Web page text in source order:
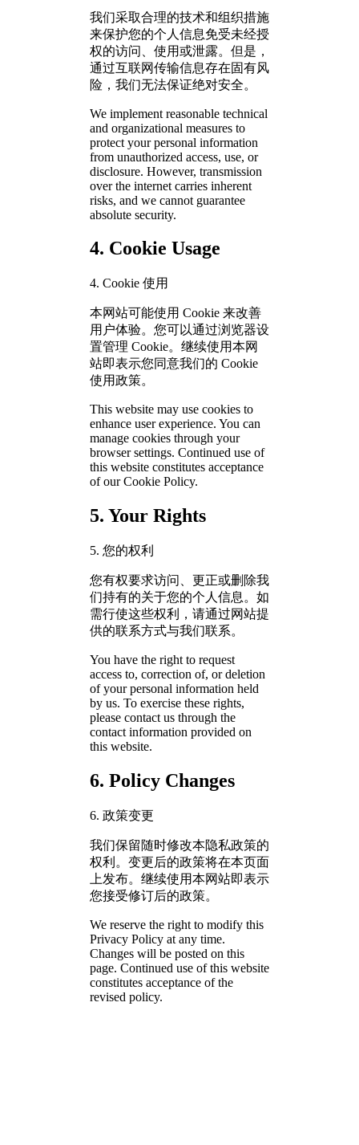
我们采取合理的技术和组织措施
来保护您的个人信息免受未经授
权的访问、使用或泄露。但是，
通过互联网传输信息存在固有风
险，我们无法保证绝对安全。
We implement reasonable technical
and organizational measures to
protect your personal information
from unauthorized access, use, or
disclosure. However, transmission
over the internet carries inherent
risks, and we cannot guarantee
absolute security.
4. Cookie Usage
4. Cookie 使用
本网站可能使用 Cookie 来改善
用户体验。您可以通过浏览器设
置管理 Cookie。继续使用本网
站即表示您同意我们的 Cookie
使用政策。
This website may use cookies to
enhance user experience. You can
manage cookies through your
browser settings. Continued use of
this website constitutes acceptance
of our Cookie Policy.
5. Your Rights
5. 您的权利
您有权要求访问、更正或删除我
们持有的关于您的个人信息。如
需行使这些权利，请通过网站提
供的联系方式与我们联系。
You have the right to request
access to, correction of, or deletion
of your personal information held
by us. To exercise these rights,
please contact us through the
contact information provided on
this website.
6. Policy Changes
6. 政策变更
我们保留随时修改本隐私政策的
权利。变更后的政策将在本页面
上发布。继续使用本网站即表示
您接受修订后的政策。
We reserve the right to modify this
Privacy Policy at any time.
Changes will be posted on this
page. Continued use of this website
constitutes acceptance of the
revised policy.